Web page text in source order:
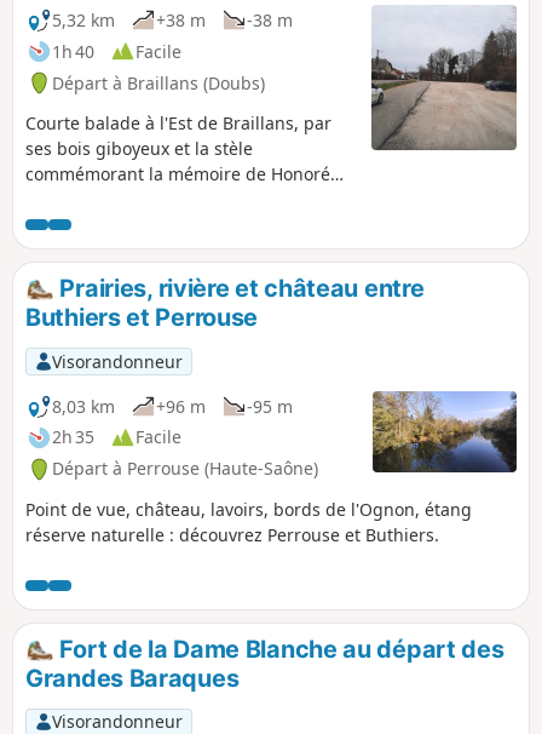
5,32 km +38 m
-38 m
1h 40
Facile
Départ à Braillans (Doubs)
Courte balade à l'Est de Braillans, par
ses bois giboyeux et la stèle
commémorant la mémoire de Honoré
France aux Combottes en 1944.
Prairies, rivière et château entre
Buthiers et Perrouse
Visorandonneur
8,03 km
+96 m
-95 m
2h 35
Facile
Départ à Perrouse (Haute-Saône)
Point de vue, château, lavoirs, bords de l'Ognon, étang
réserve naturelle : découvrez Perrouse et Buthiers.
Fort de la Dame Blanche au départ des
Grandes Baraques
Visorandonneur